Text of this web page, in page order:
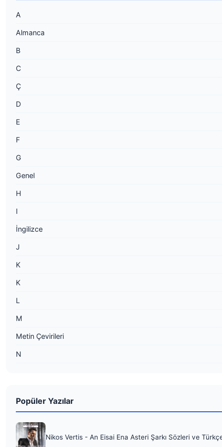
A
Almanca
B
C
Ç
D
E
F
G
Genel
H
I
İngilizce
J
K
K
L
M
Metin Çevirileri
N
Popüler Yazılar
Nikos Vertis - An Eisai Ena Asteri Şarkı Sözleri ve